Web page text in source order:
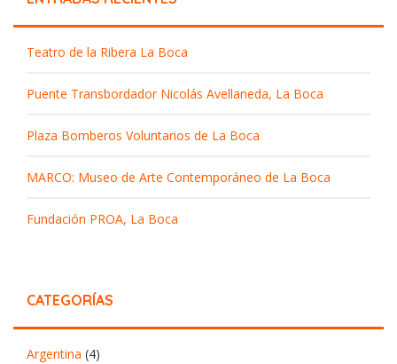
Teatro de la Ribera La Boca
Puente Transbordador Nicolás Avellaneda, La Boca
Plaza Bomberos Voluntarios de La Boca
MARCO: Museo de Arte Contemporáneo de La Boca
Fundación PROA, La Boca
CATEGORÍAS
Argentina (4)